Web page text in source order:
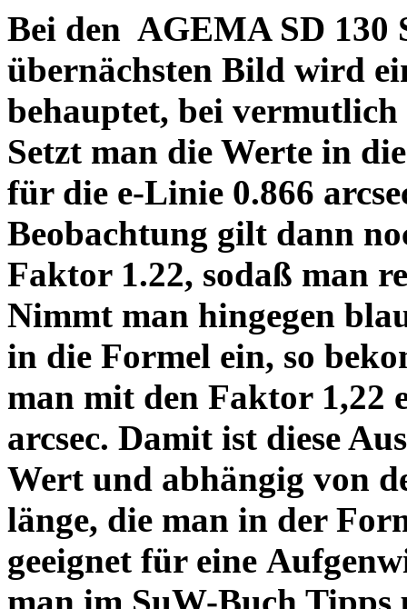
Bei den AGEMA SD 130
übernächsten Bild wird
behauptet, bei vermutlich
Setzt man die Werte in
für die e-Linie 0.866
Beobachtung gilt dann
Faktor 1.22, sodaß man
Nimmt man hingegen
in die Formel ein, so
man mit den Faktor 1,22
arcsec. Damit ist diese
Wert und abhängig von
länge, die man in der
geeignet für eine
man im SuW-Buch Tipps